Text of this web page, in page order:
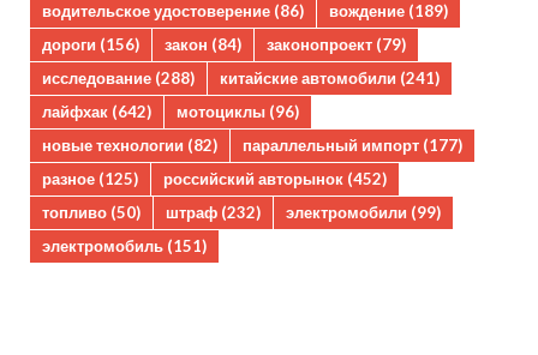
водительское удостоверение (86) вождение (189)
дороги (156) закон (84) законопроект (79)
исследование (288) китайские автомобили (241)
лайфхак (642) мотоциклы (96)
новые технологии (82) параллельный импорт (177)
разное (125) российский авторынок (452)
топливо (50) штраф (232) электромобили (99)
электромобиль (151)